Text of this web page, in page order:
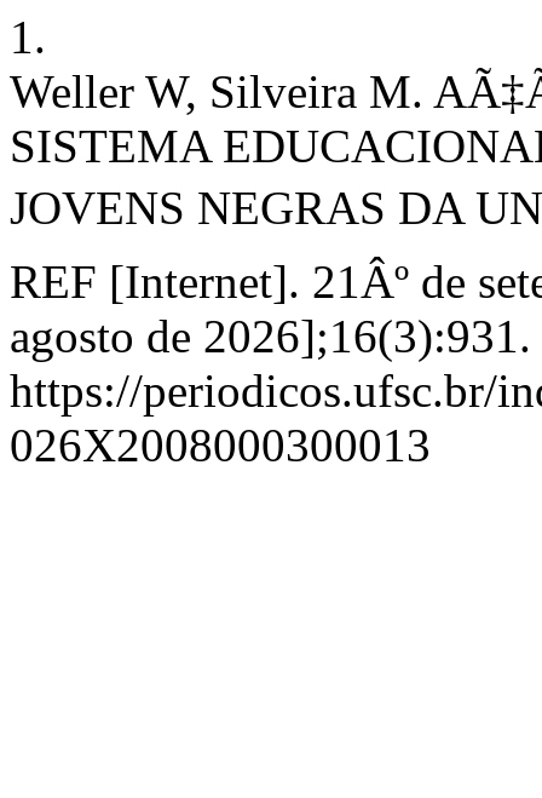
1.
Weller W, Silveira M.
SISTEMA
JOVENS NEGRAS DA
REF [Internet]. 21Âº de
agosto de
https://periodicos.ufsc.br/
026X2008000300013